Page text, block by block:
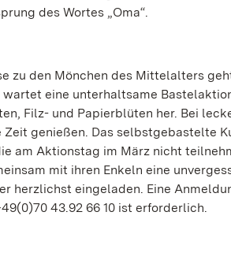
des Wortes „Oma“.
zu den Mönchen des Mittelalters
eine unterhaltsame
Filz- und Papierblüten her. Bei
genießen. Das selbstgebastelte
am Aktionstag im März nicht
mit ihren Enkeln eine
herzlichst eingeladen. Eine
43.92 66 10 ist erforderlich.